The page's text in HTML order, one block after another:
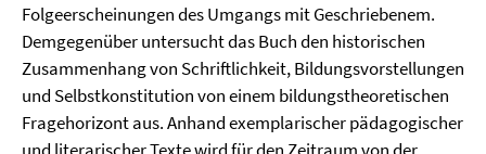
Folgeerscheinungen des Umgangs mit Geschriebenem.
Demgegenüber untersucht das Buch den historischen
Zusammenhang von Schriftlichkeit, Bildungsvorstellungen
und Selbstkonstitution von einem bildungstheoretischen
Fragehorizont aus. Anhand exemplarischer pädagogischer